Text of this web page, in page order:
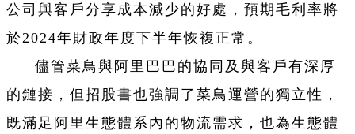
公司與客戶分享成本減少的好處，預期毛利率將
於2024年財政年度下半年恢複正常。
儘管菜鳥與阿里巴巴的協同及與客戶有深厚
的鏈接，但招股書也強調了菜鳥運營的獨立性，
既滿足阿里生態體系內的物流需求，也為生態體